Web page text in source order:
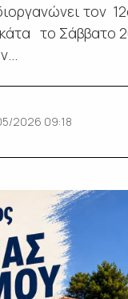
τον
το Σάββατο
2026 09:18